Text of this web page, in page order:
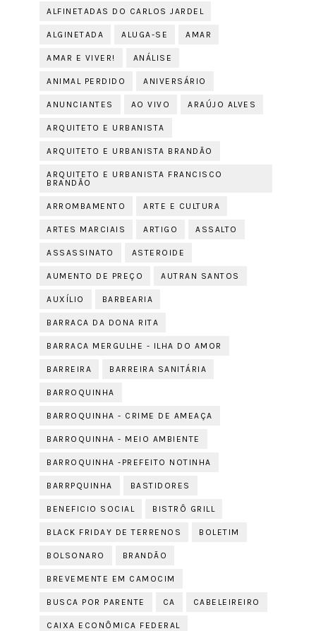
ALFINETADAS DO CARLOS JARDEL
ALGINETADA ALUGA-SE AMAR
AMAR E VIVER! ANÁLISE
ANIMAL PERDIDO ANIVERSÁRIO
ANUNCIANTES AO VIVO ARAÚJO ALVES
ARQUITETO E URBANISTA
ARQUITETO E URBANISTA BRANDÃO
ARQUITETO E URBANISTA FRANCISCO
BRANDÃO
ARROMBAMENTO ARTE E CULTURA
ARTES MARCIAIS ARTIGO ASSALTO
ASSASSINATO ASTEROIDE
AUMENTO DE PREÇO AUTRAN SANTOS
AUXÍLIO BARBEARIA
BARRACA DA DONA RITA
BARRACA MERGULHE - ILHA DO AMOR
BARREIRA BARREIRA SANITÁRIA
BARROQUINHA
BARROQUINHA - CRIME DE AMEAÇA
BARROQUINHA - MEIO AMBIENTE
BARROQUINHA -PREFEITO NOTINHA
BARRPQUINHA BASTIDORES
BENEFICIO SOCIAL BISTRÔ GRILL
BLACK FRIDAY DE TERRENOS BOLETIM
BOLSONARO BRANDÃO
BREVEMENTE EM CAMOCIM
BUSCA POR PARENTE CA CABELEIREIRO
CAIXA ECONÔMICA FEDERAL